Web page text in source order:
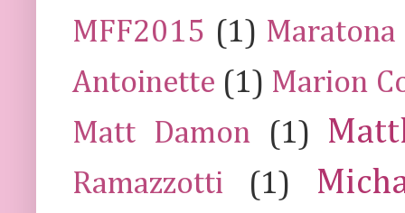
MFF2015 (1) Maratona
Antoinette (1) Marion
Matt Damon
(1)
Ramazzotti (1)